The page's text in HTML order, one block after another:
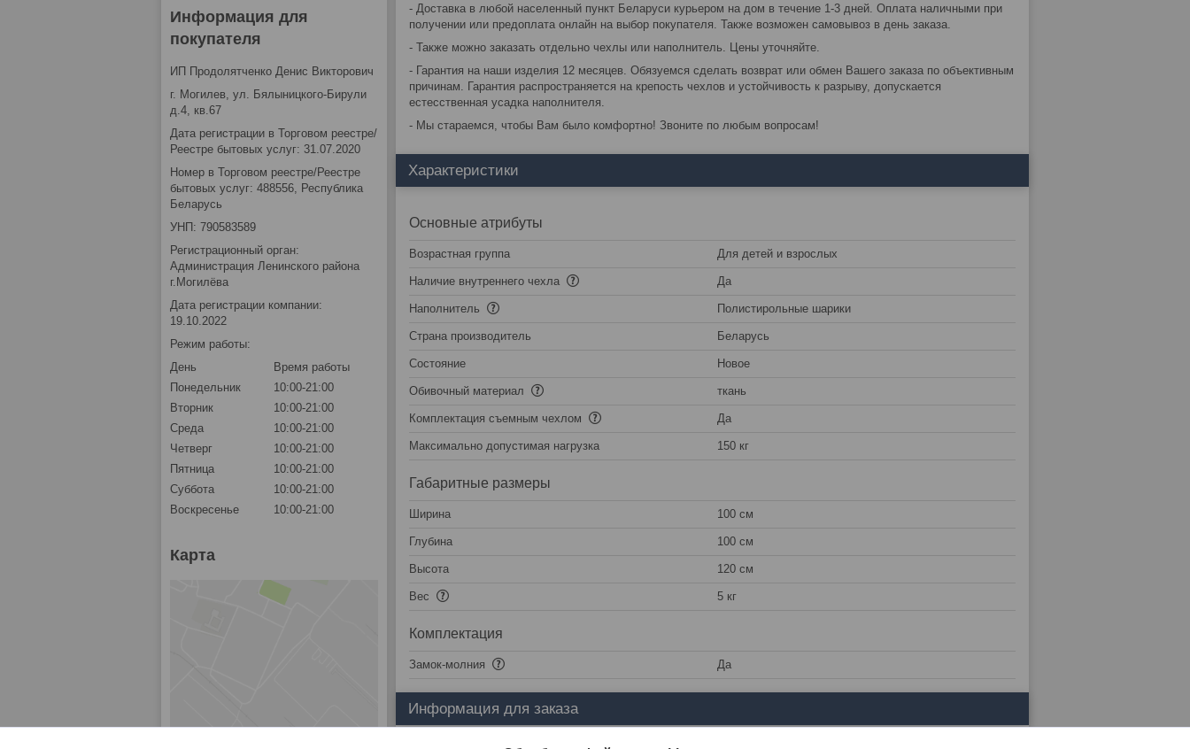
- Доставка в любой населенный пункт Беларуси курьером на дом в течение 1-3 дней. Оплата наличными при
получении или предоплата онлайн на выбор покупателя. Также возможен самовывоз в день заказа.
- Также можно заказать отдельно чехлы или наполнитель. Цены уточняйте.
- Гарантия на наши изделия 12 месяцев. Обязуемся сделать возврат или обмен Вашего заказа по объективным
причинам. Гарантия распространяется на крепость чехлов и устойчивость к разрыву, допускается
естесственная усадка наполнителя.
- Мы стараемся, чтобы Вам было комфортно! Звоните по любым вопросам!
Характеристики
Основные атрибуты
Возрастная группа Для детей и взрослых
Наличие внутреннего чехла Да
Наполнитель Полистирольные шарики
Страна производитель Беларусь
Состояние Новое
Обивочный материал ткань
Комплектация съемным чехлом Да
Максимально допустимая нагрузка 150 кг
Габаритные размеры
Ширина 100 см
Глубина 100 см
Высота 120 см
Вес 5 кг
Комплектация
Замок-молния Да
Информация для заказа
Информация для
покупателя
ИП Продолятченко Денис Викторович
г. Могилев, ул. Бялыницкого-Бирули
д.4, кв.67
Дата регистрации в Торговом реестре/
Реестре бытовых услуг: 31.07.2020
Номер в Торговом реестре/Реестре
бытовых услуг: 488556, Республика
Беларусь
УНП: 790583589
Регистрационный орган:
Администрация Ленинского района
г.Могилёва
Дата регистрации компании:
19.10.2022
Режим работы:
День
Время работы
Понедельник
10:00-21:00
Вторник
10:00-21:00
Среда
10:00-21:00
Четверг
10:00-21:00
Пятница
10:00-21:00
Суббота
10:00-21:00
Воскресенье
10:00-21:00
Карта